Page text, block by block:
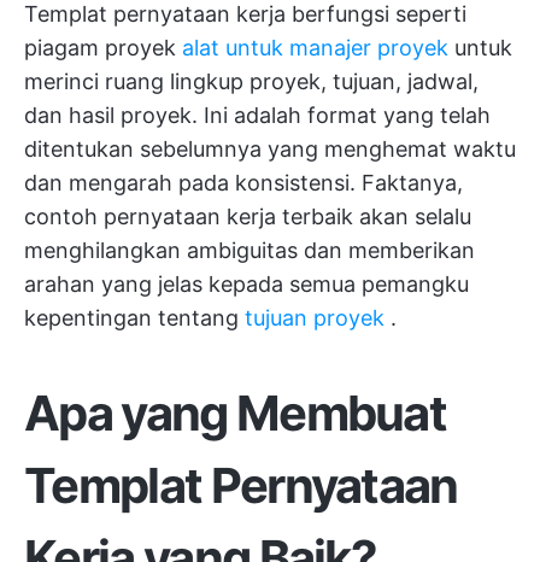
Templat pernyataan kerja berfungsi seperti
piagam proyek alat untuk manajer proyek untuk
merinci ruang lingkup proyek, tujuan, jadwal,
dan hasil proyek. Ini adalah format yang telah
ditentukan sebelumnya yang menghemat waktu
dan mengarah pada konsistensi. Faktanya,
contoh pernyataan kerja terbaik akan selalu
menghilangkan ambiguitas dan memberikan
arahan yang jelas kepada semua pemangku
kepentingan tentang tujuan proyek .
Apa yang Membuat
Templat Pernyataan